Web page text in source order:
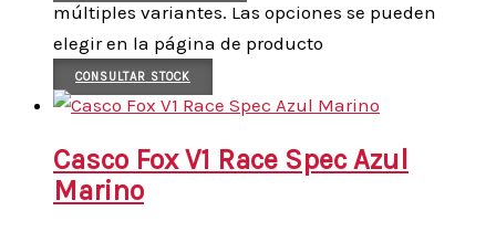
múltiples variantes. Las opciones se pueden
elegir en la página de producto
CONSULTAR STOCK
Casco Fox V1 Race Spec Azul
Marino